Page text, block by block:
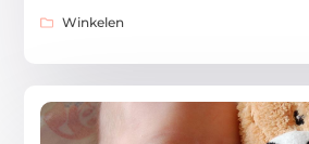
Winkelen